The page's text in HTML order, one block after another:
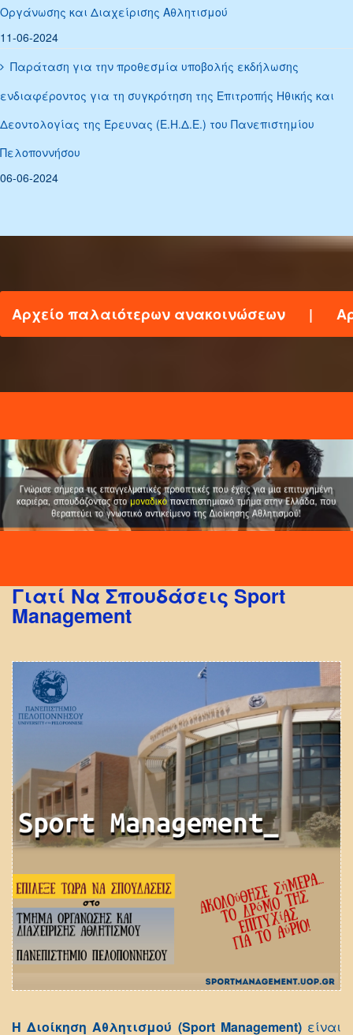
Οργάνωσης και Διαχείρισης Αθλητισμού
11-06-2024
Παράταση για την προθεσμία υποβολής εκδήλωσης
ενδιαφέροντος για τη συγκρότηση της Επιτροπής Ηθικής και
Δεοντολογίας της Έρευνας (Ε.Η.Δ.Ε.) του Πανεπιστημίου
Πελοποννήσου
06-06-2024
Αρχείο παλαιότερων ανακοινώσεων |
Γιατί Να Σπουδάσεις Sport
Management
Η Διοίκηση Αθλητισμού (Sport Management) είναι